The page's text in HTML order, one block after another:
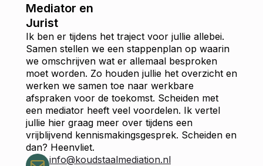
Mediator en
Jurist
Ik ben er tijdens het traject voor jullie allebei.
Samen stellen we een stappenplan op waarin
we omschrijven wat er allemaal besproken
moet worden. Zo houden jullie het overzicht en
werken we samen toe naar werkbare
afspraken voor de toekomst. Scheiden met
een mediator heeft veel voordelen. Ik vertel
jullie hier graag meer over tijdens een
vrijblijvend kennismakingsgesprek. Scheiden en
dan? Heenvliet.
info@koudstaalmediation.nl